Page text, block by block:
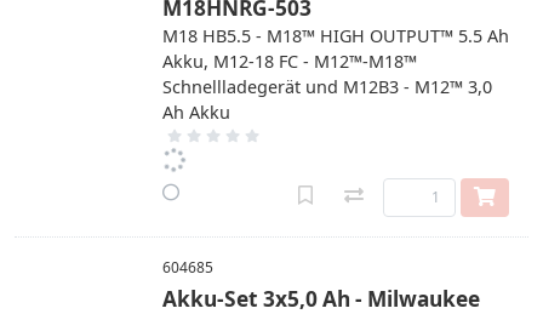
M18HNRG-503
M18 HB5.5 - M18™ HIGH OUTPUT™ 5.5 Ah
Akku, M12-18 FC - M12™-M18™
Schnellladegerät und M12B3 - M12™ 3,0
Ah Akku
604685
Akku-Set 3x5,0 Ah - Milwaukee